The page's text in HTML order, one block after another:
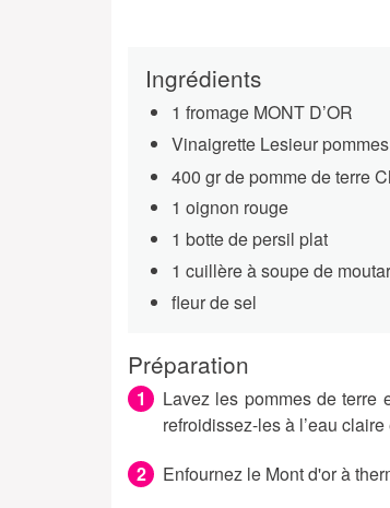
Ingrédients
1 fromage MONT D’OR
Vinaigrette Lesieur
400 gr de pomme de terre
1 oignon rouge
1 botte de persil plat
1 cuillère à soupe de
fleur de sel
Préparation
Lavez les pommes de terre
refroidissez-les à l’eau
Enfournez le Mont d'or à